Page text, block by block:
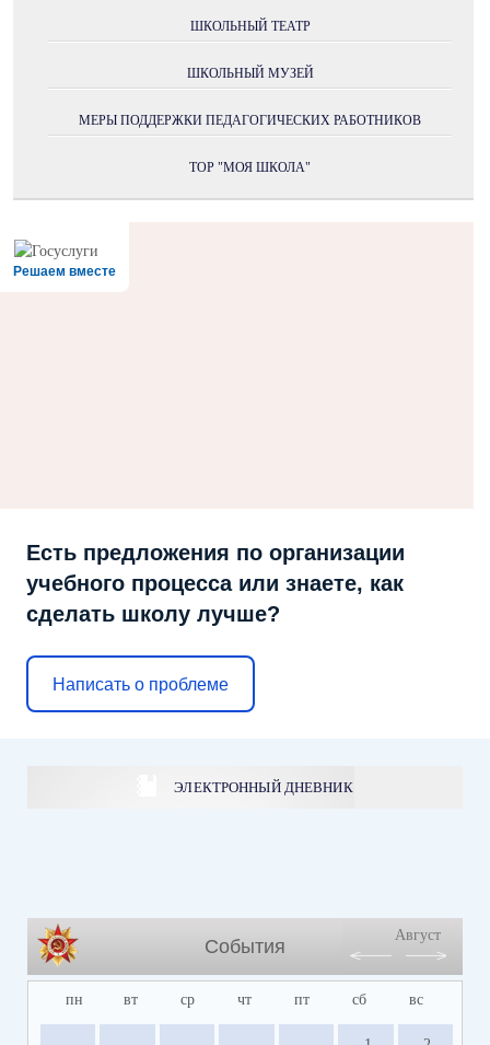
ШКОЛЬНЫЙ ТЕАТР
ШКОЛЬНЫЙ МУЗЕЙ
МЕРЫ ПОДДЕРЖКИ ПЕДАГОГИЧЕСКИХ РАБОТНИКОВ
ТОР "МОЯ ШКОЛА"
Решаем вместе
Есть предложения по организации
учебного процесса или знаете, как
сделать школу лучше?
Написать о проблеме
ЭЛЕКТРОННЫЙ ДНЕВНИК
События
Август
пн вт ср чт пт сб вс